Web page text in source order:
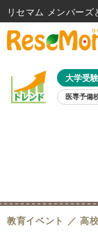
大学受
医専予備
教育イベント 高
リセマム メンバーズ